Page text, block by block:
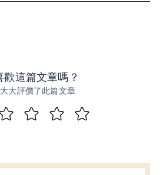
歡這篇文章嗎？
大評價了此篇文章